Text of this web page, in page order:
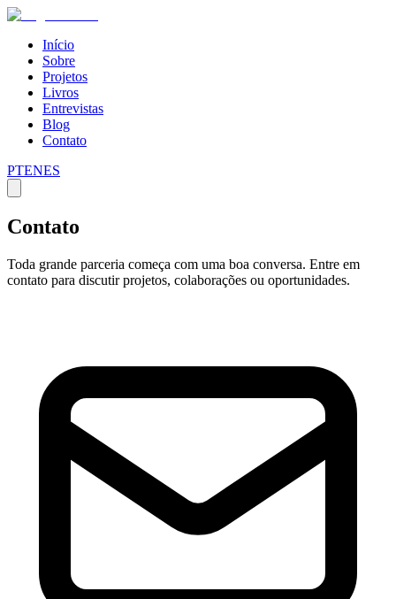
Início
Sobre
Projetos
Livros
Entrevistas
Blog
Contato
PTENES
Contato
Toda grande parceria começa com uma boa conversa. Entre em
contato para discutir projetos, colaborações ou oportunidades.